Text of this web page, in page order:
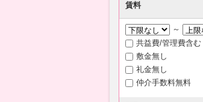
賃料
～
共益費/管理費含む
敷金無し
礼金無し
仲介手数料無料